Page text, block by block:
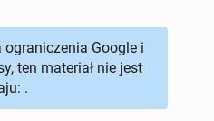
ograniczenia Google i
ten materiał nie jest
.